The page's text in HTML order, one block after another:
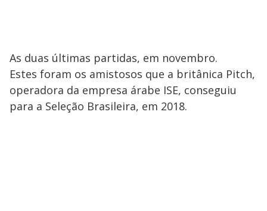
As duas últimas partidas, em novembro.
Estes foram os amistosos que a britânica Pitch,
operadora da empresa árabe ISE, conseguiu
para a Seleção Brasileira, em 2018.